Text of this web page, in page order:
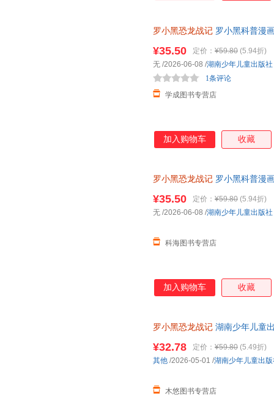
中国古生物学会科普工作委员
100 知识，兼具专业性和趣味
界，与这些史前巨兽深度互动
人邢达达对话的方式，生动讲
罗小黑恐龙战记 罗小黑科普漫
¥35.50 定价： ¥59.80 (5.94折)
学成图书专营店
1条评论
无 /2026-06-08 /湖南少年儿童出版社
加入购物车 收藏
罗小黑恐龙战记 罗小黑科普漫
¥35.50 定价： ¥59.80 (5.94折)
科海图书专营店
无 /2026-06-08 /湖南少年儿童出版社
加入购物车 收藏
罗小黑恐龙战记 湖南少年儿童
¥32.78 定价： ¥59.80 (5.49折)
木悠图书专营店
其他 /2026-05-01 /湖南少年儿童出